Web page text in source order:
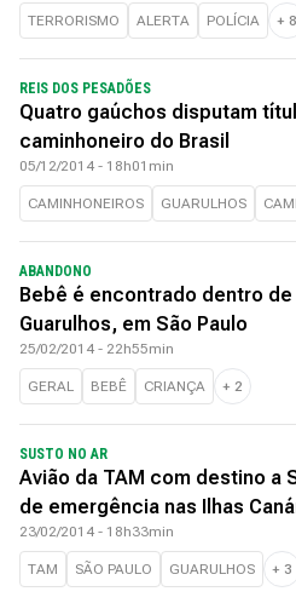
TERRORISMO ALERTA POLÍCIA + 8
REIS DOS PESADÕES
Quatro gaúchos disputam
caminhoneiro do Brasil
05/12/2014 - 18h01min
CAMINHONEIROS GUARULHOS
ABANDONO
Bebê é encontrado dentro
Guarulhos, em São Paulo
25/02/2014 - 22h55min
GERAL BEBÊ CRIANÇA + 2
SUSTO NO AR
Avião da TAM com destino a
de emergência nas Ilhas
23/02/2014 - 18h33min
TAM SÃO PAULO GUARULHOS + 3